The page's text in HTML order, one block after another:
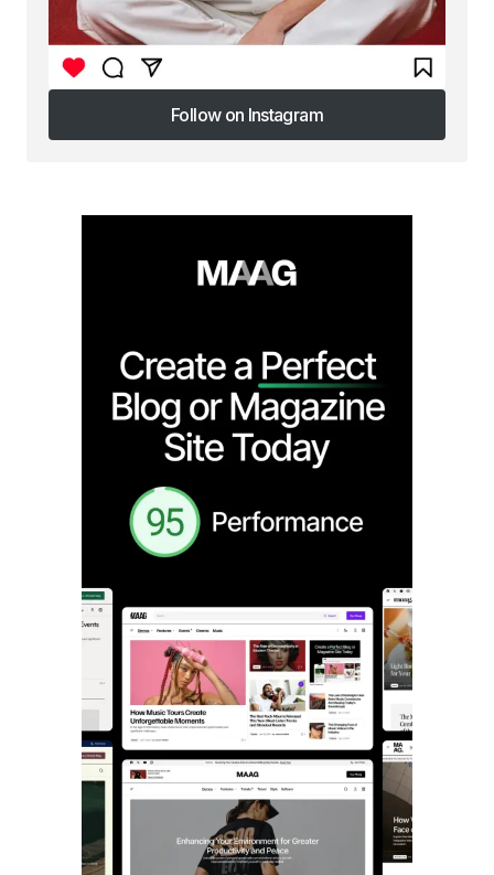
Follow on Instagram
Follow on Instagram